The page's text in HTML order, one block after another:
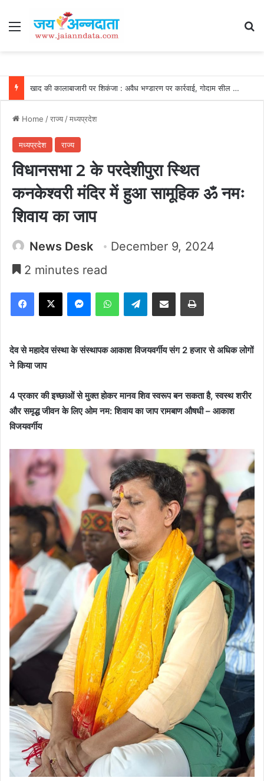
Menu
खाद की कालाबाजारी पर शिकंजा : अवैध भण्डारण पर कार्रवाई, गोदाम सील और खाद जब्त….
Home /राज्य/मध्यप्रदेश
मध्यप्रदेश राज्य
विधानसभा 2 के परदेशीपुरा स्थित
कनकेश्वरी मंदिर में हुआ सामूहिक ॐ नमः
शिवाय का जाप
News Desk
December 9, 2024
2 minutes read
Facebook
X MessengerWhatsAppTelegramShare via Email Print
देव से महादेव संस्था के संस्थापक आकाश विजयवर्गीय संग 2 हजार से अधिक लोगों
ने किया जाप
4 प्रकार की इच्छाओं से मुक्त होकर मानव शिव स्वरूप बन सकता है, स्वस्थ शरीर
और समृद्ध जीवन के लिए ओम नम: शिवाय का जाप रामबाण औषधी – आकाश
विजयवर्गीय